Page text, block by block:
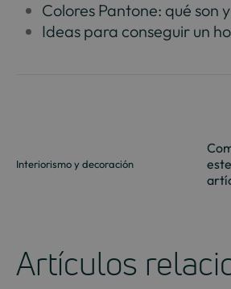
Colores Pantone: qué son
Ideas para conseguir un
Interiorismo y decoración
este
Artículos